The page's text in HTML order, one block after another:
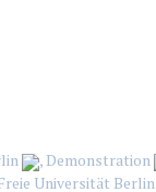
, Demonstration
Universität Berlin